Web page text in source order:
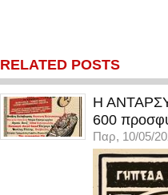
RELATED POSTS
Η
600
Παρ, 10/05/